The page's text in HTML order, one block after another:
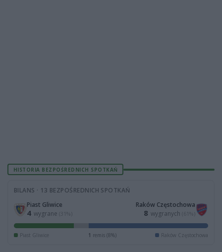
HISTORIA BEZPOŚREDNICH SPOTKAŃ
BILANS · 13 BEZPOŚREDNICH SPOTKAŃ
Piast Gliwice
4 wygrane (31%)
Raków Częstochowa
8 wygranych (61%)
Piast Gliwice 1 remis (8%) Raków Częstochowa